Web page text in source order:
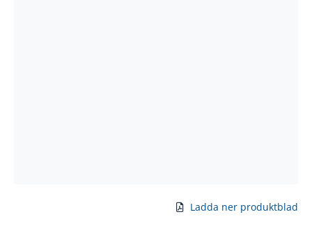
Ladda ner produktblad